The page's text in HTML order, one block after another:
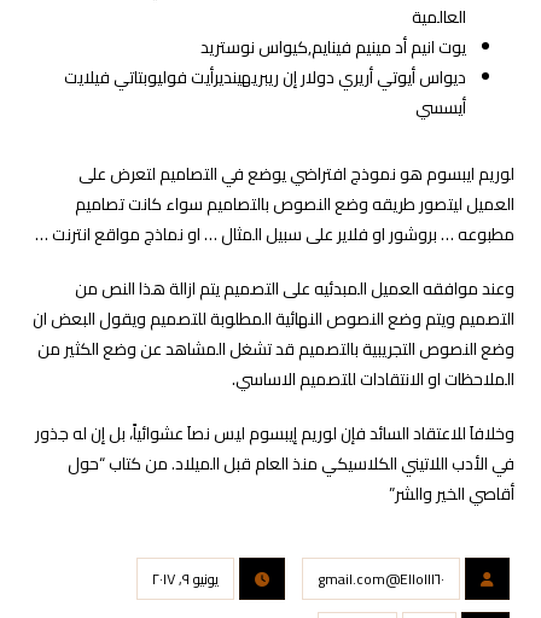
العالمية
يوت انيم أد مينيم فينايم,كيواس نوستريد
ديواس أيوتي أريري دولار إن ريبريهينديرأيت فوليوبتاتي فيلايت
أيسسي
لوريم ايبسوم هو نموذج افتراضي يوضع في التصاميم لتعرض على
العميل ليتصور طريقه وضع النصوص بالتصاميم سواء كانت تصاميم
مطبوعه … بروشور او فلاير على سبيل المثال … او نماذج مواقع انترنت …
وعند موافقه العميل المبدئيه على التصميم يتم ازالة هذا النص من
التصميم ويتم وضع النصوص النهائية المطلوبة للتصميم ويقول البعض ان
وضع النصوص التجريبية بالتصميم قد تشغل المشاهد عن وضع الكثير من
الملاحظات او الانتقادات للتصميم الاساسي.
وخلافاَ للاعتقاد السائد فإن لوريم إيبسوم ليس نصاَ عشوائياً، بل إن له جذور
في الأدب اللاتيني الكلاسيكي منذ العام قبل الميلاد. من كتاب “حول
أقاصي الخير والشر”
Elloll١٦٠@gmail.com
يونيو ٩, ٢٠١٧